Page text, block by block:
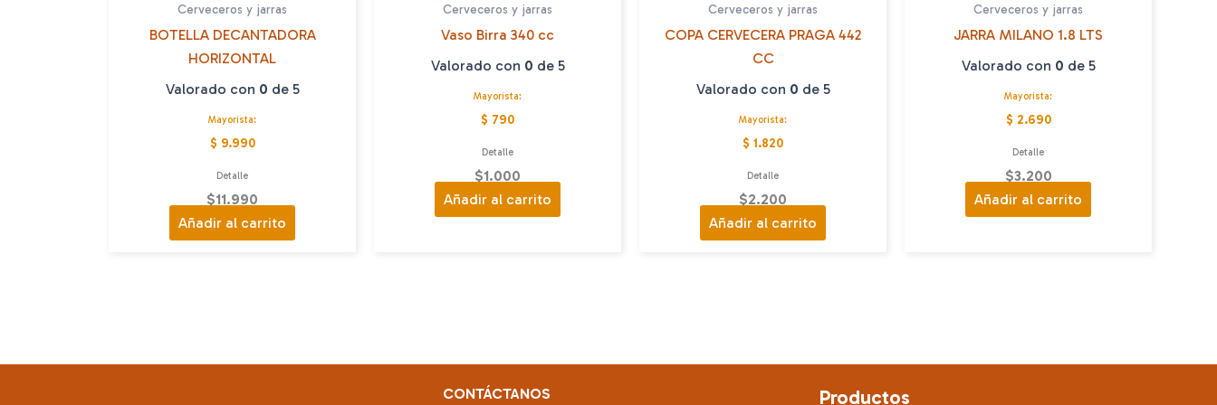
Cerveceros y jarras
BOTELLA DECANTADORA
HORIZONTAL
Valorado con 0 de 5
Mayorista:
$ 9.990
Detalle
$11.990
Añadir al carrito
Cerveceros y jarras
Vaso Birra 340 cc
Valorado con 0 de 5
Mayorista:
$ 790
Detalle
$1.000
Añadir al carrito
Cerveceros y jarras
COPA CERVECERA PRAGA 442
CC
Valorado con 0 de 5
Mayorista:
$ 1.820
Detalle
$2.200
Añadir al carrito
Cerveceros y jarras
JARRA MILANO 1.8 LTS
Valorado con 0 de 5
Mayorista:
$ 2.690
Detalle
$3.200
Añadir al carrito
CONTÁCTANOS Productos